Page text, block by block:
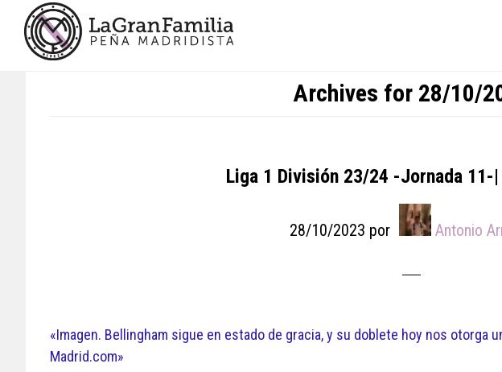
primary
footer
Archives for 28/10/
Liga 1 División 23/24 -Jornada
28/10/2023 por Antonio
«Imagen. Bellingham sigue en estado de gracia, y su doblete hoy nos otorga
Madrid.com»